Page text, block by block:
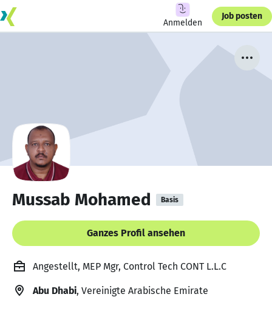
Anmelden
Job posten
Mussab Mohamed Basis
Ganzes Profil ansehen
Angestellt, MEP Mgr, Control Tech CONT L.L.C
Abu Dhabi, Vereinigte Arabische Emirate